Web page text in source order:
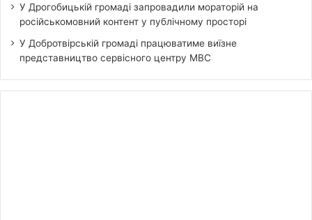
У Дрогобицькій громаді запровадили мораторій на
російськомовний контент у публічному просторі
У Добротвірській громаді працюватиме виїзне
представництво сервісного центру МВС